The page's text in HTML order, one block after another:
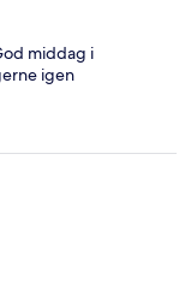
middag i
igen